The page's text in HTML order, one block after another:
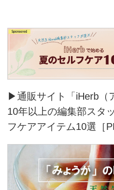
▶通販サイト「iHerb（
10年以上の編集部スタ
フケアアイテム10選［